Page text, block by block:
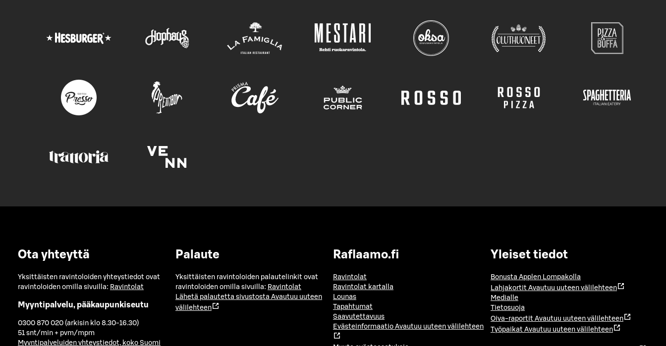
Ota yhteyttä
Yksittäisten ravintoloiden yhteystiedot ovat
ravintoloiden omilla sivuilla: Ravintolat
Myyntipalvelu, pääkaupunkiseutu
0300 870 020 (arkisin klo 8.30-16.30)
51 snt/min + pvm/mpm
Myyntipalveluiden yhteystiedot, koko Suomi
Palaute
Yksittäisten ravintoloiden palautelinkit ovat
ravintoloiden omilla sivuilla: Ravintolat
Lähetä palautetta sivustosta Avautuu uuteen
välilehteen
Raflaamo.fi
Ravintolat
Ravintolat kartalla
Lounas
Tapahtumat
Saavutettavuus
Evästeinformaatio Avautuu uuteen välilehteen
Yleiset tiedot
Bonusta Applen Lompakolla
Lahjakortit Avautuu uuteen välilehteen
Medialle
Tietosuoja
Oiva-raportit Avautuu uuteen välilehteen
Työpaikat Avautuu uuteen välilehteen